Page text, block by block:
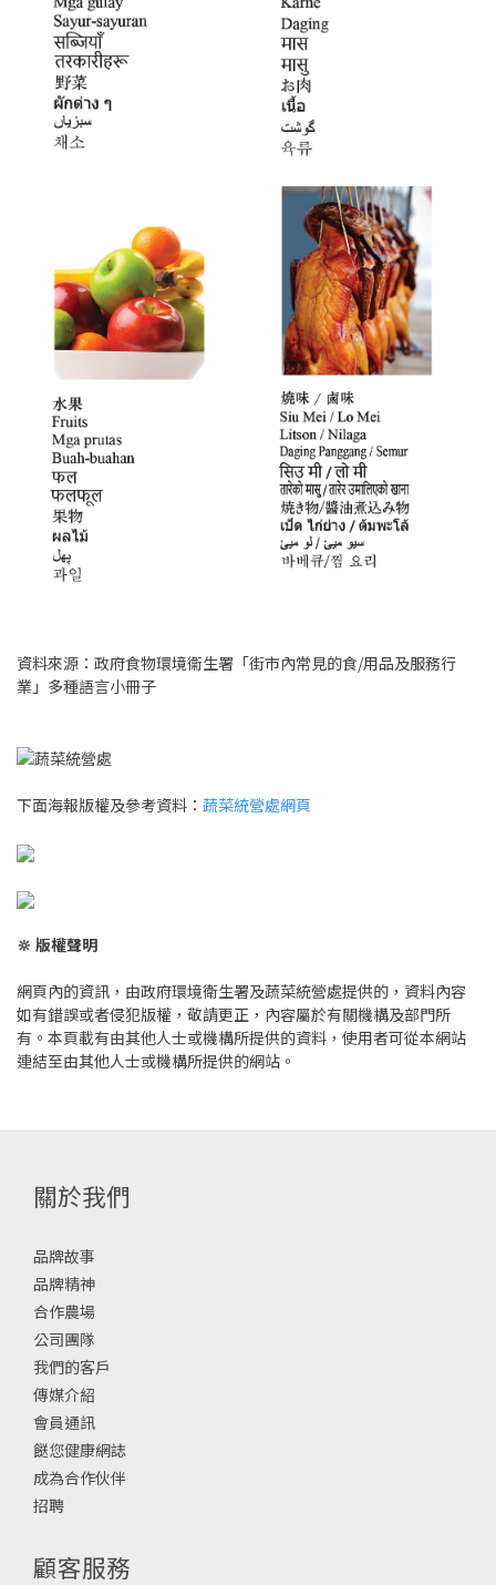
資料來源：政府食物環境衞生署「街市內常見的食/用品及服務行
業」多種語言小冊子
下面海報版權及參考資料： 蔬菜統營處網頁
🔆 版權聲明
網頁內的資訊，由政府環境衛生署及蔬菜統營處提供的，資料內容
如有錯誤或者侵犯版權，敬請更正，內容屬於有關機構及部門所
有。本頁載有由其他人士或機構所提供的資料，使用者可從本網站
連結至由其他人士或機構所提供的網站。
關於我們
品牌故事
品牌精神
合作農場
公司團隊
我們的客戶
傳媒介紹
會員通訊
餸您健康網誌
成為合作伙伴
招聘
顧客服務